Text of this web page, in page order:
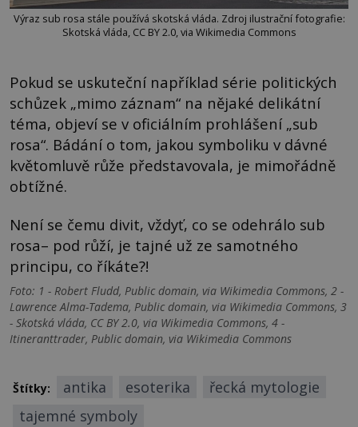
Výraz sub rosa stále používá skotská vláda. Zdroj ilustrační fotografie:
Skotská vláda, CC BY 2.0, via Wikimedia Commons
Pokud se uskuteční například série politických
schůzek „mimo záznam“ na nějaké delikátní
téma, objeví se v oficiálním prohlášení „sub
rosa“. Bádání o tom, jakou symboliku v dávné
květomluvě růže představovala, je mimořádně
obtížné.
Není se čemu divit, vždyť, co se odehrálo sub
rosa– pod růží, je tajné už ze samotného
principu, co říkáte?!
Foto: 1 - Robert Fludd, Public domain, via Wikimedia Commons, 2 -
Lawrence Alma-Tadema, Public domain, via Wikimedia Commons, 3
- Skotská vláda, CC BY 2.0, via Wikimedia Commons, 4 -
Itineranttrader, Public domain, via Wikimedia Commons
Štítky: antika esoterika
řecká mytologie
tajemné symboly